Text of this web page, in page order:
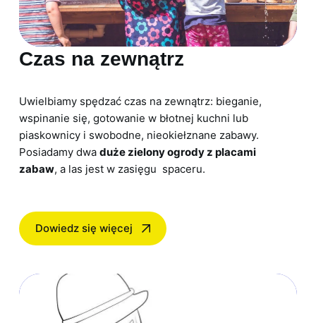
Czas na zewnątrz
Uwielbiamy spędzać czas na zewnątrz: bieganie,
wspinanie się, gotowanie w błotnej kuchni lub
piaskownicy i swobodne, nieokiełznane zabawy.
Posiadamy dwa duże zielony ogrody z placami
zabaw, a las jest w zasięgu spaceru.
Dowiedz się więcej